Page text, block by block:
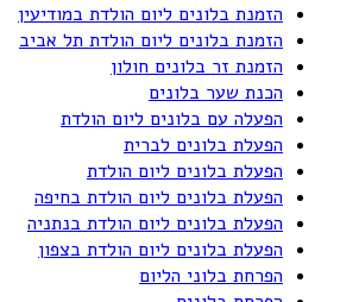
הזמנת בלונים ליום הולדת במודיעין
הזמנת בלונים ליום הולדת תל אביב
הזמנת זר בלונים חולון
הכנת שער בלונים
הפעלה עם בלונים ליום הולדת
הפעלת בלונים לברית
הפעלת בלונים ליום הולדת
הפעלת בלונים ליום הולדת בחיפה
הפעלת בלונים ליום הולדת בנתניה
הפעלת בלונים ליום הולדת בצפון
הפרחת בלוני הליום